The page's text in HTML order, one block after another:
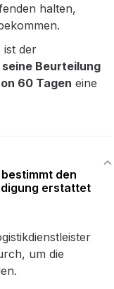
halten,
ist der
seine Beurteilung
60 Tagen eine
den
erstattet
um die